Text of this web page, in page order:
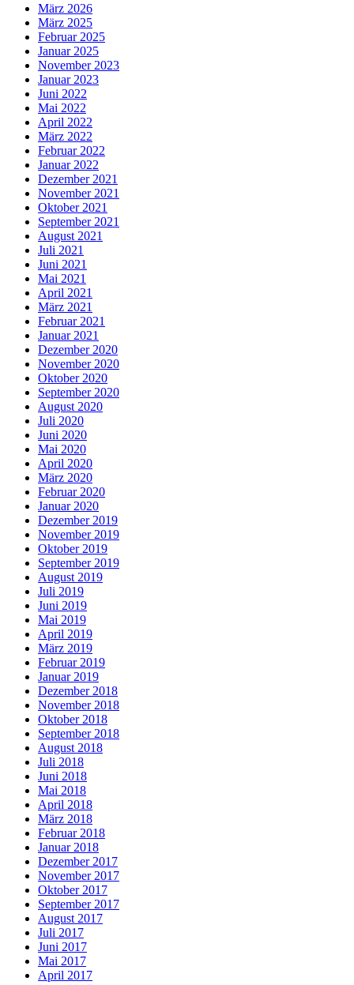
März 2026
März 2025
Februar 2025
Januar 2025
November 2023
Januar 2023
Juni 2022
Mai 2022
April 2022
März 2022
Februar 2022
Januar 2022
Dezember 2021
November 2021
Oktober 2021
September 2021
August 2021
Juli 2021
Juni 2021
Mai 2021
April 2021
März 2021
Februar 2021
Januar 2021
Dezember 2020
November 2020
Oktober 2020
September 2020
August 2020
Juli 2020
Juni 2020
Mai 2020
April 2020
März 2020
Februar 2020
Januar 2020
Dezember 2019
November 2019
Oktober 2019
September 2019
August 2019
Juli 2019
Juni 2019
Mai 2019
April 2019
März 2019
Februar 2019
Januar 2019
Dezember 2018
November 2018
Oktober 2018
September 2018
August 2018
Juli 2018
Juni 2018
Mai 2018
April 2018
März 2018
Februar 2018
Januar 2018
Dezember 2017
November 2017
Oktober 2017
September 2017
August 2017
Juli 2017
Juni 2017
Mai 2017
April 2017